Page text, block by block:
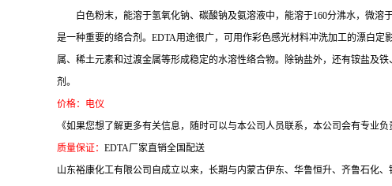
白色粉末，能溶于氢氧化钠、碳酸钠及氨溶液中，能溶于160分沸水，微溶
是一种重要的络合剂。EDTA用途很广，可用作彩色感光材料冲洗加工的漂白
属、稀土元素和过渡金属等形成稳定的水溶性络合物。除钠盐外，还有铵盐及
剂。
价格：电仪
《如果您想了解更多有关信息，随时可以与本公司人员联系，本公司会有专业
质量保证： EDTA厂家直销全国配送
山东裕康化工有限公司自成立以来，长期与内蒙古伊东、华鲁恒升、齐鲁石化